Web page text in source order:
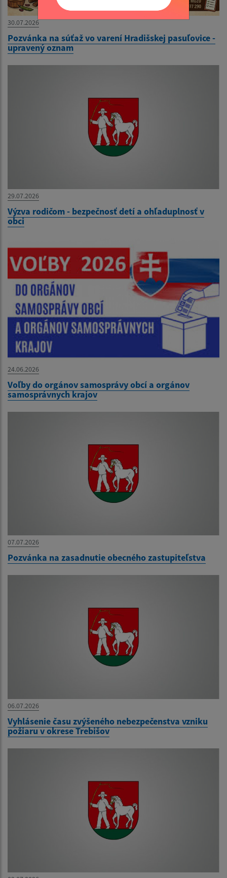
30.07.2026
Pozvánka na súťaž vo varení Hradišskej pasuľovice -
upravený oznam
29.07.2026
Výzva rodičom - bezpečnosť detí a ohľaduplnosť v
obci
24.06.2026
Voľby do orgánov samosprávy obcí a orgánov
samosprávnych krajov
07.07.2026
Pozvánka na zasadnutie obecného zastupiteľstva
06.07.2026
Vyhlásenie času zvýšeného nebezpečenstva vzniku
požiaru v okrese Trebišov